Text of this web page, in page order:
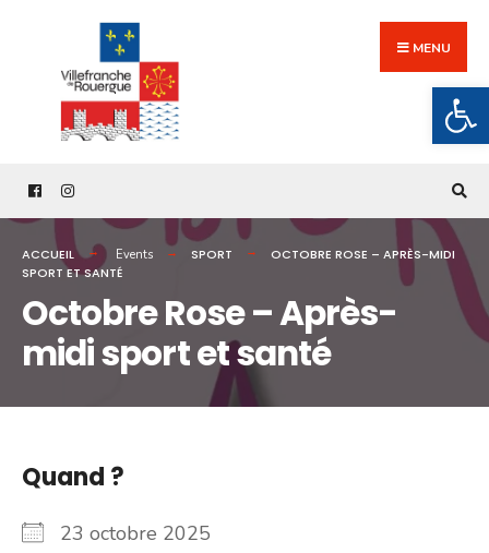
content
MENU
ACCUEIL Events SPORT
OCTOBRE ROSE – APRÈS-MIDI
SPORT ET SANTÉ
Octobre Rose – Après-
midi sport et santé
Quand ?
23 octobre 2025